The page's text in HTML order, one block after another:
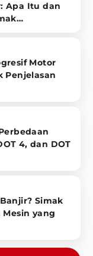
Apa Itu dan
Motor
Penjelasan
4, dan DOT
Simak
Mesin yang